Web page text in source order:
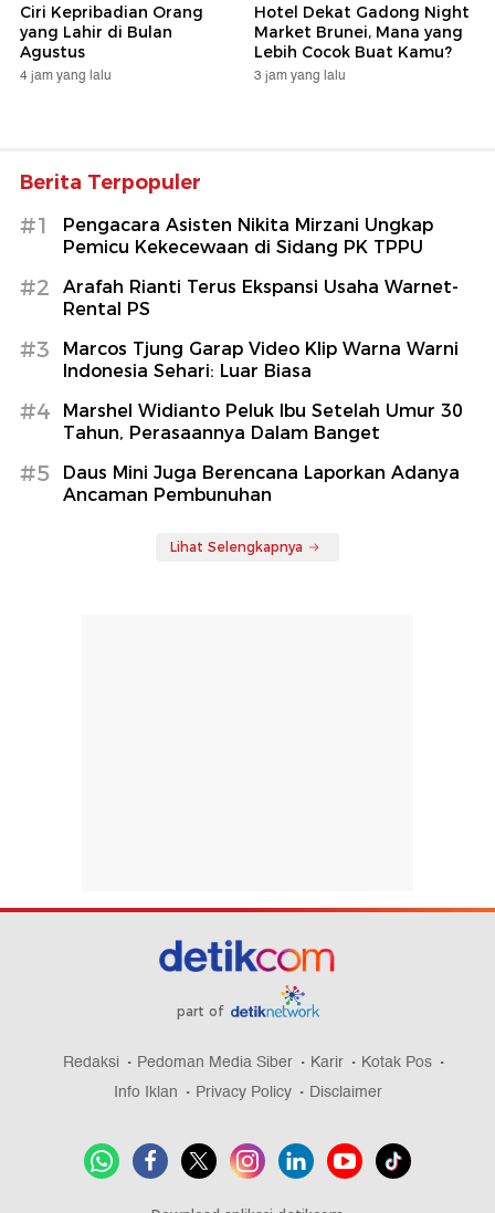
Ciri Kepribadian Orang
yang Lahir di Bulan
Agustus
4 jam yang lalu
Hotel Dekat Gadong Night
Market Brunei, Mana yang
Lebih Cocok Buat Kamu?
3 jam yang lalu
Berita Terpopuler
#1
Pengacara Asisten Nikita Mirzani Ungkap
Pemicu Kekecewaan di Sidang PK TPPU
#2
Arafah Rianti Terus Ekspansi Usaha Warnet-
Rental PS
#3
Marcos Tjung Garap Video Klip Warna Warni
Indonesia Sehari: Luar Biasa
#4
Marshel Widianto Peluk Ibu Setelah Umur 30
Tahun, Perasaannya Dalam Banget
#5
Daus Mini Juga Berencana Laporkan Adanya
Ancaman Pembunuhan
Lihat Selengkapnya
part of
Redaksi Pedoman Media Siber Karir
Kotak Pos
Info Iklan
Privacy Policy Disclaimer